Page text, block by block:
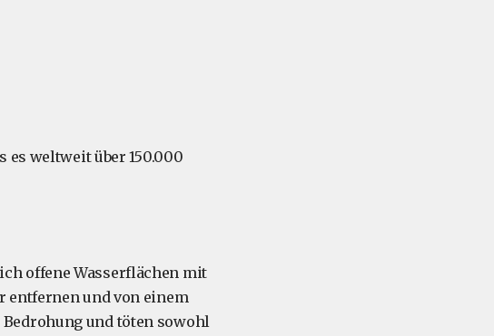
es weltweit über 150.000
offene Wasserflächen mit
entfernen und von einem
Bedrohung und töten sowohl